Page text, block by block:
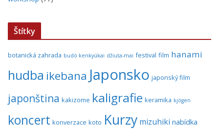
Štítky
botanická zahrada budó kenkyúkai džiuta-mai festival film hanami
hudba ikebana Japonsko japonský film
japonština kakizome kaligrafie keramika kjógen
koncert konverzace koto Kurzy mizuhiki nabídka